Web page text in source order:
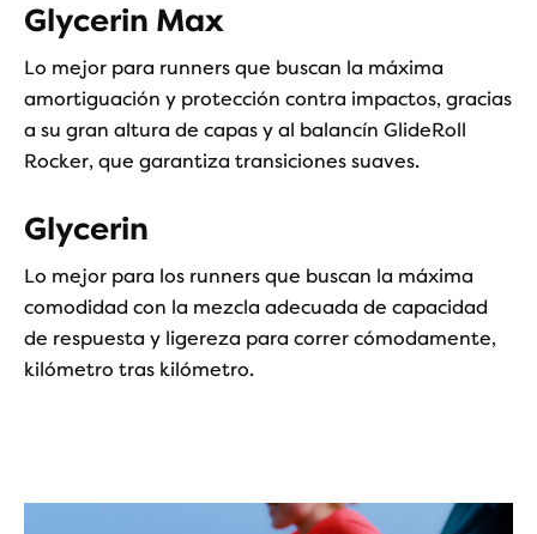
Glycerin Max
Lo mejor para runners que buscan la máxima
amortiguación y protección contra impactos, gracias
a su gran altura de capas y al balancín GlideRoll
Rocker, que garantiza transiciones suaves.
Glycerin
Lo mejor para los runners que buscan la máxima
comodidad con la mezcla adecuada de capacidad
de respuesta y ligereza para correr cómodamente,
kilómetro tras kilómetro.